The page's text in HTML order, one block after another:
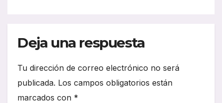
Deja una respuesta
Tu dirección de correo electrónico no será
publicada. Los campos obligatorios están
marcados con *